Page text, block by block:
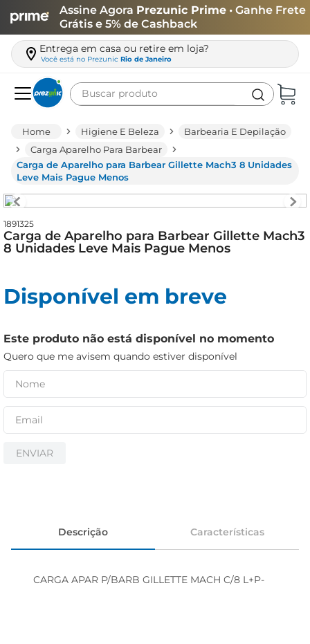
Assine Agora Prezunic Prime • Ganhe Frete
Grátis e 5% de Cashback
Entrega em casa ou retire em loja?
Você está no Prezunic Rio de Janeiro
Buscar produto
Higiene E Beleza
Barbearia E Depilação
Carga Aparelho Para Barbear
Carga de Aparelho para Barbear Gillette Mach3 8 Unidades
Leve Mais Pague Menos
1891325
Carga de Aparelho para Barbear Gillette Mach3
8 Unidades Leve Mais Pague Menos
Disponível em breve
Este produto não está disponível no momento
Quero que me avisem quando estiver disponível
ENVIAR
Descrição Características
CARGA APAR P/BARB GILLETTE MACH C/8 L+P-
leite
arroz
cerveja
iogurte
papel higiênico